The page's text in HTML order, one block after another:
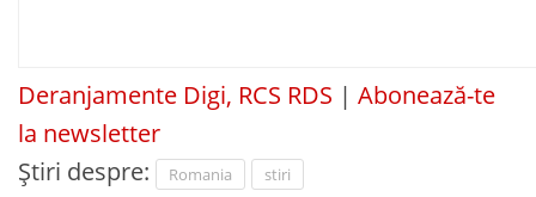
Deranjamente Digi, RCS RDS | Abonează-te
la newsletter
Știri despre:
Romania stiri